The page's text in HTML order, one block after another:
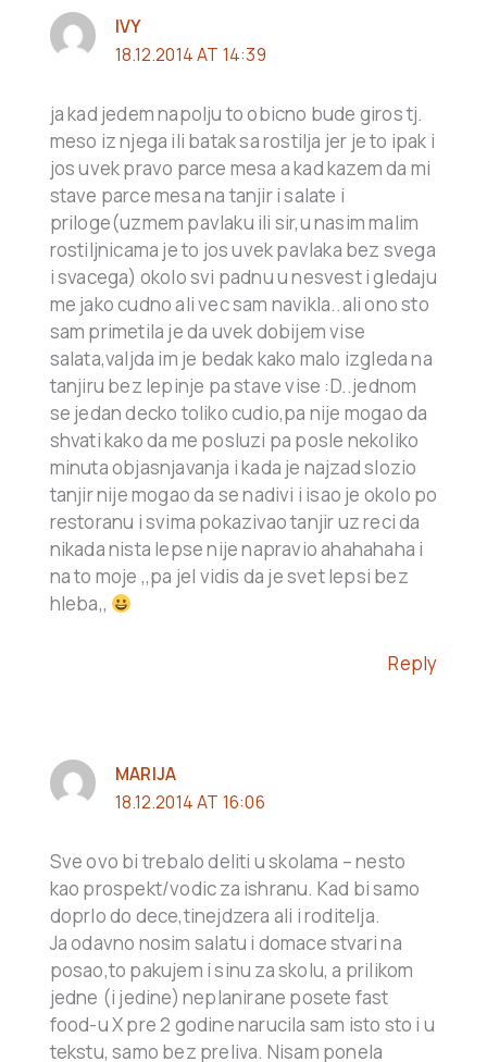
IVY
18.12.2014 AT 14:39
ja kad jedem napolju to obicno bude giros tj.
meso iz njega ili batak sa rostilja jer je to ipak i
jos uvek pravo parce mesa a kad kazem da mi
stave parce mesa na tanjir i salate i
priloge(uzmem pavlaku ili sir,u nasim malim
rostiljnicama je to jos uvek pavlaka bez svega
i svacega) okolo svi padnu u nesvest i gledaju
me jako cudno ali vec sam navikla..ali ono sto
sam primetila je da uvek dobijem vise
salata,valjda im je bedak kako malo izgleda na
tanjiru bez lepinje pa stave vise :D..jednom
se jedan decko toliko cudio,pa nije mogao da
shvati kako da me posluzi pa posle nekoliko
minuta objasnjavanja i kada je najzad slozio
tanjir nije mogao da se nadivi i isao je okolo po
restoranu i svima pokazivao tanjir uz reci da
nikada nista lepse nije napravio ahahahaha i
na to moje ,,pa jel vidis da je svet lepsi bez
hleba,,
Reply
MARIJA
18.12.2014 AT 16:06
Sve ovo bi trebalo deliti u skolama – nesto
kao prospekt/vodic za ishranu. Kad bi samo
doprlo do dece,tinejdzera ali i roditelja.
Ja odavno nosim salatu i domace stvari na
posao,to pakujem i sinu za skolu, a prilikom
jedne (i jedine) neplanirane posete fast
food-u X pre 2 godine narucila sam isto sto i u
tekstu, samo bez preliva. Nisam ponela